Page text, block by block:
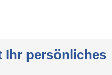
Ihr persönliches